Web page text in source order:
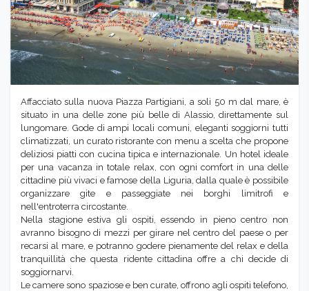
Affacciato sulla nuova Piazza Partigiani, a soli 50 m dal mare, è
situato in una delle zone più belle di Alassio, direttamente sul
lungomare. Gode di ampi locali comuni, eleganti soggiorni tutti
climatizzati, un curato ristorante con menu a scelta che propone
deliziosi piatti con cucina tipica e internazionale. Un hotel ideale
per una vacanza in totale relax, con ogni comfort in una delle
cittadine più vivaci e famose della Liguria, dalla quale è possibile
organizzare gite e passeggiate nei borghi limitrofi e
nell'entroterra circostante.
Nella stagione estiva gli ospiti, essendo in pieno centro non
avranno bisogno di mezzi per girare nel centro del paese o per
recarsi al mare, e potranno godere pienamente del relax e della
tranquillità che questa ridente cittadina offre a chi decide di
soggiornarvi.
Le camere sono spaziose e ben curate, offrono agli ospiti telefono,